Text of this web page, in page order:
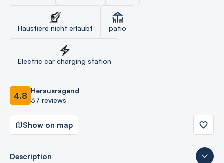
Haustiere nicht erlaubt patio
Electric car charging station
4.8 Herausragend
37 reviews
Show on map
Description